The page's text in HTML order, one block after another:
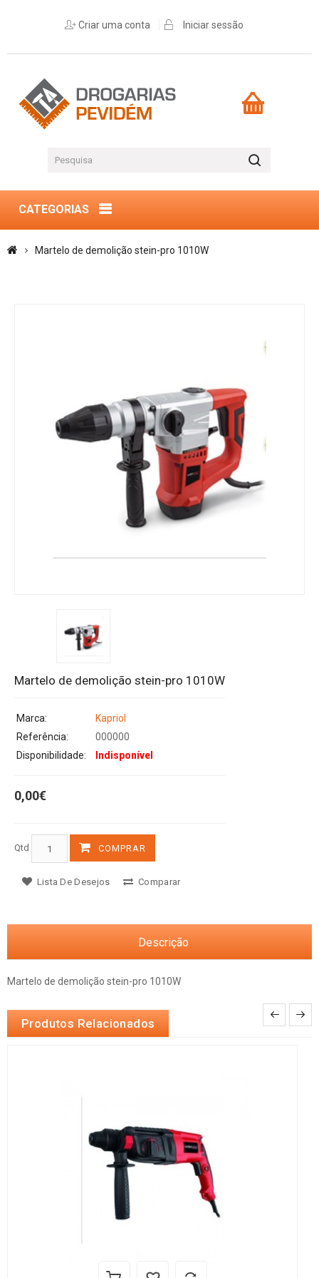
Criar uma conta Iniciar sessão
CATEGORIAS
Martelo de demolição stein-pro 1010W
Martelo de demolição stein-pro 1010W
Marca:
Kapriol
Referência:
000000
Disponibilidade:
Indisponível
0,00€
Qtd COMPRAR
Lista De Desejos Comparar
Descrição
Martelo de demolição stein-pro 1010W
Produtos Relacionados